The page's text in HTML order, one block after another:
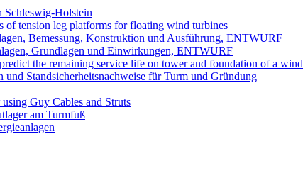
Schleswig-Holstein
of tension leg platforms for floating wind turbines
Bemessung, Konstruktion und Ausführung, ENTWURF
Grundlagen und Einwirkungen, ENTWURF
the remaining service life on tower and foundation of a
Standsicherheitsnachweise für Turm und Gründung
Guy Cables and Struts
am Turmfuß